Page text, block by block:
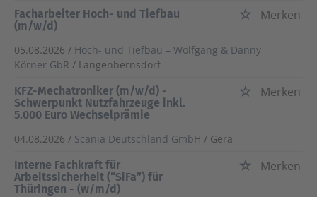
Facharbeiter Hoch- und Tiefbau
(m/w/d)
Merken
05.08.2026 / Hoch- und Tiefbau – Wolfgang & Danny
Körner GbR / Langenbernsdorf
KFZ-Mechatroniker (m/w/d) -
Schwerpunkt Nutzfahrzeuge inkl.
5.000 Euro Wechselprämie
Merken
04.08.2026 / Scania Deutschland GmbH / Gera
Interne Fachkraft für
Arbeitssicherheit (“SiFa”) für
Thüringen - (w/m/d)
Merken